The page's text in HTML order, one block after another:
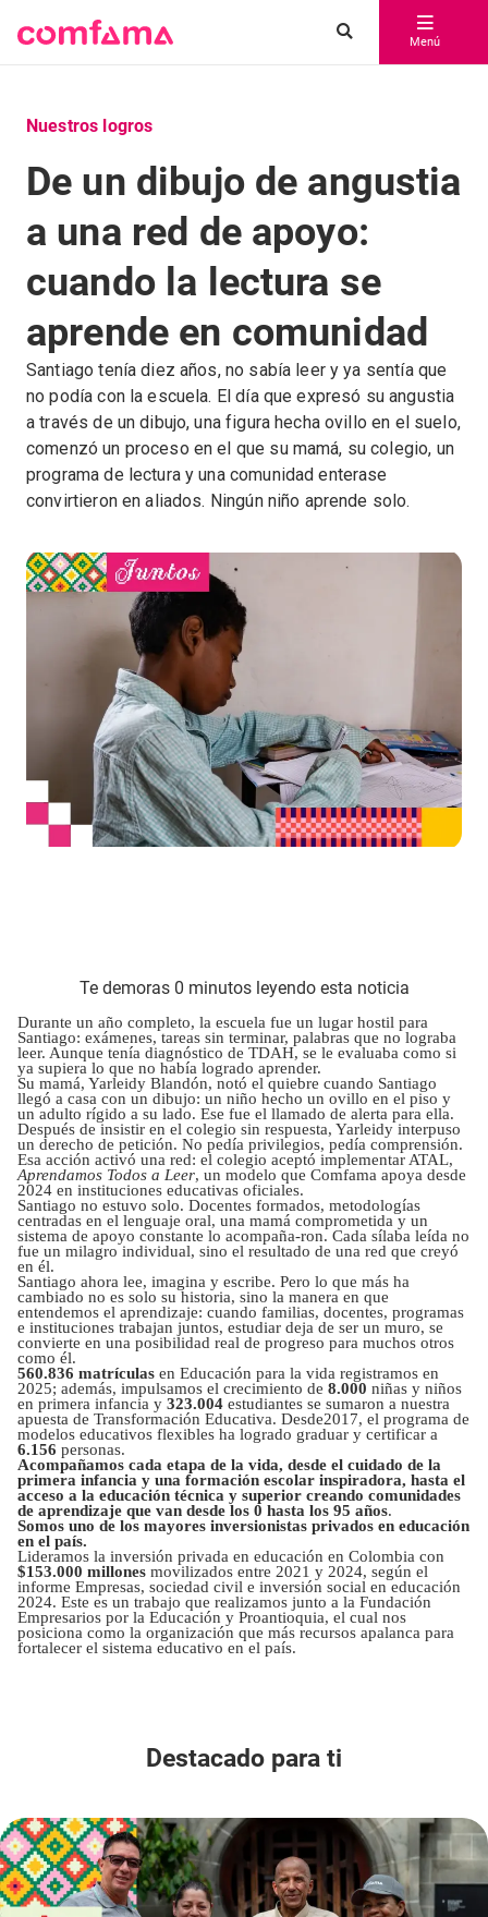
Menú
Nuestros logros
De un dibujo de angustia
a una red de apoyo:
cuando la lectura se
aprende en comunidad
Santiago tenía diez años, no sabía leer y ya sentía que
no podía con la escuela. El día que expresó su angustia
a través de un dibujo, una figura hecha ovillo en el suelo,
comenzó un proceso en el que su mamá, su colegio, un
programa de lectura y una comunidad enterase
convirtieron en aliados. Ningún niño aprende solo.
Te demoras 0 minutos leyendo esta noticia
Durante un año completo, la escuela fue un lugar hostil para
Santiago: exámenes, tareas sin terminar, palabras que no lograba
leer. Aunque tenía diagnóstico de TDAH, se le evaluaba como si
ya supiera lo que no había logrado aprender.
Su mamá, Yarleidy Blandón, notó el quiebre cuando Santiago
llegó a casa con un dibujo: un niño hecho un ovillo en el piso y
un adulto rígido a su lado. Ese fue el llamado de alerta para ella.
Después de insistir en el colegio sin respuesta, Yarleidy interpuso
un derecho de petición. No pedía privilegios, pedía comprensión.
Esa acción activó una red: el colegio aceptó implementar ATAL,
Aprendamos Todos a Leer, un modelo que Comfama apoya desde
2024 en instituciones educativas oficiales.
Santiago no estuvo solo. Docentes formados, metodologías
centradas en el lenguaje oral, una mamá comprometida y un
sistema de apoyo constante lo acompaña-ron. Cada sílaba leída no
fue un milagro individual, sino el resultado de una red que creyó
en él.
Santiago ahora lee, imagina y escribe. Pero lo que más ha
cambiado no es solo su historia, sino la manera en que
entendemos el aprendizaje: cuando familias, docentes, programas
e instituciones trabajan juntos, estudiar deja de ser un muro, se
convierte en una posibilidad real de progreso para muchos otros
como él.
560.836 matrículas en Educación para la vida registramos en
2025; además, impulsamos el crecimiento de 8.000 niñas y niños
en primera infancia y 323.004 estudiantes se sumaron a nuestra
apuesta de Transformación Educativa. Desde2017, el programa de
modelos educativos flexibles ha logrado graduar y certificar a
6.156 personas.
Acompañamos cada etapa de la vida, desde el cuidado de la
primera infancia y una formación escolar inspiradora, hasta el
acceso a la educación técnica y superior creando comunidades
de aprendizaje que van desde los 0 hasta los 95 años.
Somos uno de los mayores inversionistas privados en educación
en el país.
Lideramos la inversión privada en educación en Colombia con
$153.000 millones movilizados entre 2021 y 2024, según el
informe Empresas, sociedad civil e inversión social en educación
2024. Este es un trabajo que realizamos junto a la Fundación
Empresarios por la Educación y Proantioquia, el cual nos
posiciona como la organización que más recursos apalanca para
fortalecer el sistema educativo en el país.
Destacado para ti